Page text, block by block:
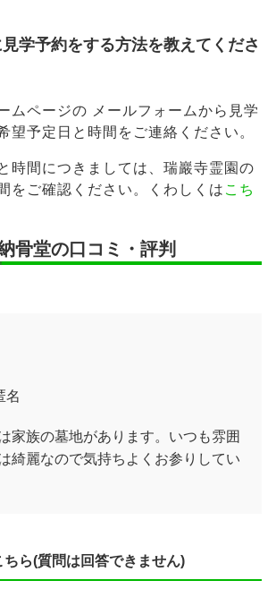
学予約をする方法を教えてくださ
ムページの メールフォームから見学
望予定日と時間をご連絡ください。
時間につきましては、瑞巖寺霊園の
をご確認ください。くわしくは こち
骨堂の口コミ・評判
名
家族の墓地があります。いつも雰囲
綺麗なので気持ちよくお参りしてい
ちら(質問は回答できません)